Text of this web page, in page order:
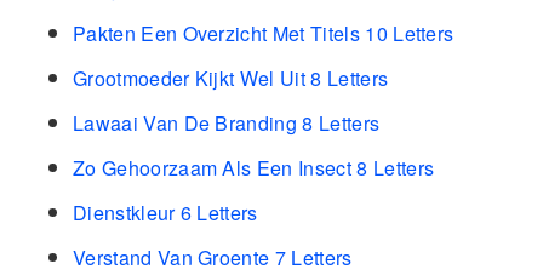
Pakten Een Overzicht Met Titels 10 Letters
Grootmoeder Kijkt Wel Uit 8 Letters
Lawaai Van De Branding 8 Letters
Zo Gehoorzaam Als Een Insect 8 Letters
Dienstkleur 6 Letters
Verstand Van Groente 7 Letters